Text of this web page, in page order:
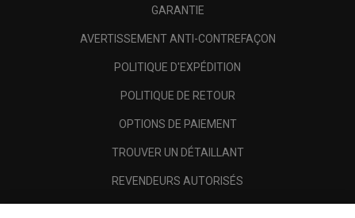
GARANTIE
AVERTISSEMENT ANTI-CONTREFAÇON
POLITIQUE D'EXPÉDITION
POLITIQUE DE RETOUR
OPTIONS DE PAIEMENT
TROUVER UN DÉTAILLANT
REVENDEURS AUTORISÉS